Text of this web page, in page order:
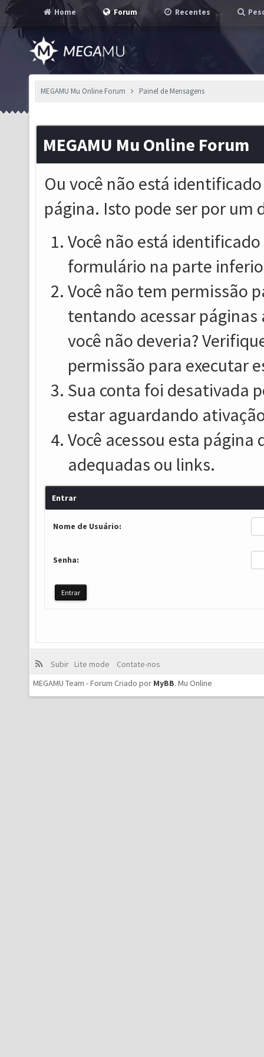
Home Forum Recentes
MEGAMU Mu Online Forum Painel de Mensagens
MEGAMU Mu Online Forum
Ou você não está
página. Isto pode ser por um
Você não está
formulário na parte
Você não tem permissão
tentando acessar
você não deveria?
permissão para executar
Sua conta foi desativada
estar aguardando
Você acessou esta
adequadas ou links.
Entrar
Nome de Usuário:
Senha:
Subir Lite mode
Contate-nos
MEGAMU Team - Forum Criado por MyBB. Mu Online